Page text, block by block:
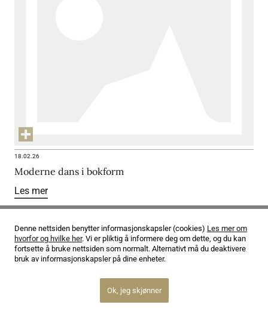
18.02.26
Moderne dans i bokform
Les mer
Denne nettsiden benytter informasjonskapsler (cookies) Les mer om
hvorfor og hvilke her. Vi er pliktig å informere deg om dette, og du kan
fortsette å bruke nettsiden som normalt. Alternativt må du deaktivere
bruk av informasjonskapsler på dine enheter.
Ok, jeg skjønner